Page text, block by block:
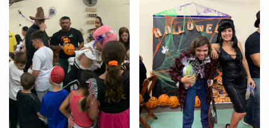
Você é aluno inFlux?
Sim